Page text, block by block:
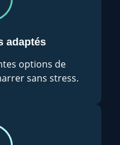
adaptés
options de
sans stress.